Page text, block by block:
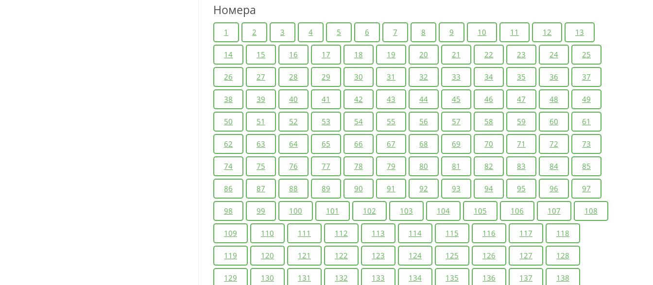
Номера
1 2 3 4 5 6 7 8 9 10 11 12 13
14 15 16 17 18 19 20 21 22 23 24 25
26 27 28 29 30 31 32 33 34 35 36 37
38 39 40 41 42 43 44 45 46 47 48 49
50 51 52 53 54 55 56 57 58 59 60 61
62 63 64 65 66 67 68 69 70 71 72 73
74 75 76 77 78 79 80 81 82 83 84 85
86 87 88 89 90 91 92 93 94 95 96 97
98 99 100 101 102 103 104 105 106 107 108
109 110 111 112 113 114 115 116 117 118
119 120 121 122 123 124 125 126 127 128
129 130 131 132 133 134 135 136 137 138